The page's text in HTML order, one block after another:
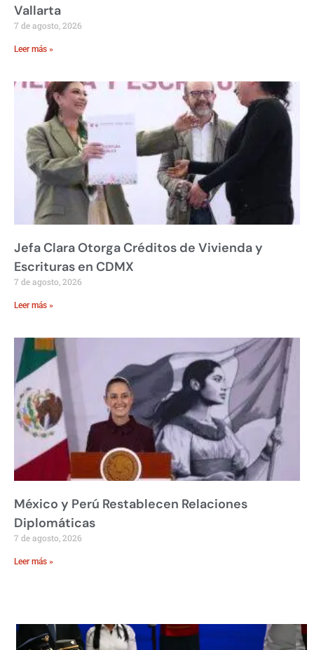
Vallarta
7 de agosto, 2026
Leer más »
Jefa Clara Otorga Créditos de Vivienda y
Escrituras en CDMX
7 de agosto, 2026
Leer más »
México y Perú Restablecen Relaciones
Diplomáticas
7 de agosto, 2026
Leer más »